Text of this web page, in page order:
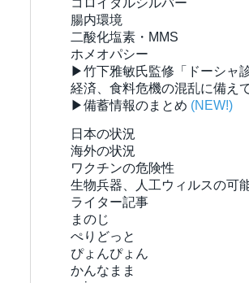
コロイダルシルバー
腸内環境
二酸化塩素・MMS
ホメオパシー
▶竹下雅敏氏監修「ドーシャ診
経済、食料危機の混乱に備え
▶備蓄情報のまとめ (NEW!)
日本の状況
海外の状況
ワクチンの危険性
生物兵器、人工ウィルスの可
ライター記事
まのじ
ぺりどっと
ぴょんぴょん
かんなまま